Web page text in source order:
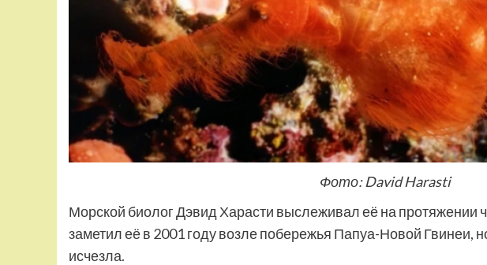
Фото: David Harasti
Морской биолог Дэвид Харасти выслеживал её на протяжении
заметил её в 2001 году возле побережья Папуа-Новой Гвинеи,
исчезла.